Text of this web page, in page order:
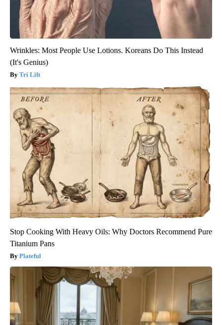
Wrinkles: Most People Use Lotions. Koreans Do This Instead
(It's Genius)
Tri Lift
Stop Cooking With Heavy Oils: Why Doctors Recommend Pure
Titanium Pans
Plateful